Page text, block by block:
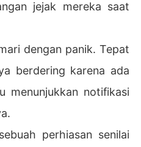
puncak kariernya
bisnis global. Pria di sa
suaminya!
kembar? Atau apakah su
jejak mereka saat
dengan panik. Tepat
berdering karena ada
menunjukkan notifikasi
perhiasan senilai